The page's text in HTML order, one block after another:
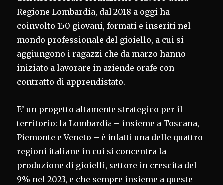
Regione Lombardia, dal 2018 a oggi ha
coinvolto 150 giovani, formati e inseriti nel
mondo professionale del gioiello, a cui si
aggiungono i ragazzi che da marzo hanno
iniziato a lavorare in aziende orafe con
contratto di apprendistato.
E’ un progetto altamente strategico per il
territorio: la Lombardia – insieme a Toscana,
Piemonte e Veneto – è infatti una delle quattro
regioni italiane in cui si concentra la
produzione di gioielli, settore in crescita del
9% nel 2023, e che sempre insieme a queste